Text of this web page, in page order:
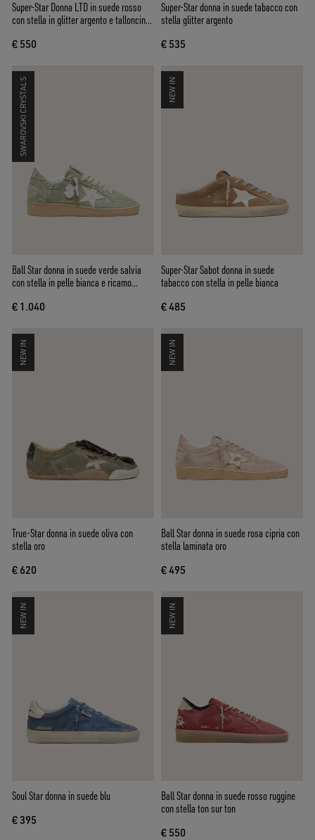
Super-Star Donna LTD in suede rosso
con stella in glitter argento e talloncino
€ 550
Super-Star donna in suede tabacco con
stella glitter argento
€ 535
SWAROVSKI CRYSTALS
Ball Star donna in suede verde salvia
con stella in pelle bianca e ricamo
€ 1.040
NEW IN
Super-Star Sabot donna in suede
tabacco con stella in pelle bianca
€ 485
NEW IN
True-Star donna in suede oliva con
stella oro
€ 620
NEW IN
Ball Star donna in suede rosa cipria con
stella laminata oro
€ 495
NEW IN
Soul Star donna in suede blu
€ 395
NEW IN
Ball Star donna in suede rosso ruggine
con stella ton sur ton
€ 550